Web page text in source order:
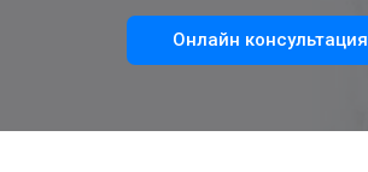
Онлайн консультация